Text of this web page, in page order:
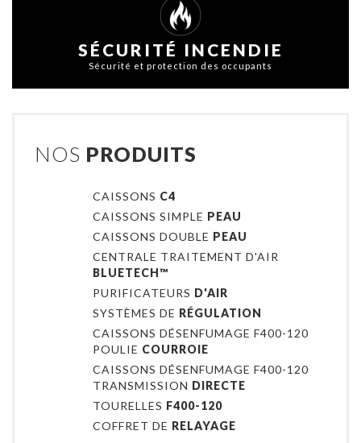
SÉCURITÉ INCENDIE
Sécurité et protection des occupants
NOS PRODUITS
CAISSONS C4
CAISSONS SIMPLE PEAU
CAISSONS DOUBLE PEAU
CENTRALE TRAITEMENT D'AIR
BLUETECH™
PURIFICATEURS D'AIR
SYSTÈMES DE RÉGULATION
CAISSONS DÉSENFUMAGE F400-120
POULIE COURROIE
CAISSONS DÉSENFUMAGE F400-120
TRANSMISSION DIRECTE
TOURELLES F400-120
COFFRET DE RELAYAGE